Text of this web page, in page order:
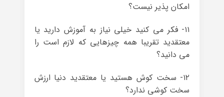
امکان پذیر نیست؟
۱۱- فکر می کنید خیلی نیاز به آموزش دارید یا
معتقدید تقریبا همه چیزهایی که لازم است را
می دانید؟
۱۲- سخت کوش هستید یا معتقدید دنیا ارزش
سخت کوشی ندارد؟